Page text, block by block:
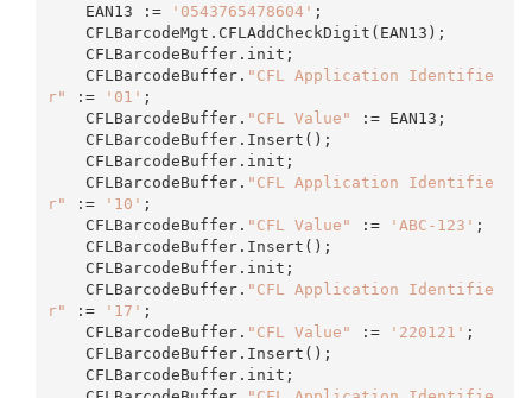
    EAN13 :=
'0543765478604' ;
    CFLBarcodeBuffer.
"CFL Application Identifie
r" := '01' ;
    CFLBarcodeBuffer.
"CFL Value" := EAN13;
    CFLBarcodeBuffer.
"CFL Application Identifie
r" := '10' ;
    CFLBarcodeBuffer.
"CFL Value" := 'ABC-123' ;
    CFLBarcodeBuffer.
"CFL Application Identifie
r" := '17' ;
    CFLBarcodeBuffer.
"CFL Value" := '220121' ;